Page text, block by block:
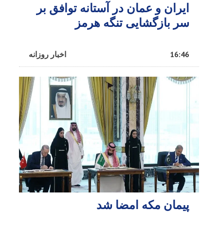
ایران و عمان در آستانه توافق بر
سر بازگشایی تنگه هرمز
اخبار روزانه 16:46
پیمان مکه امضا شد